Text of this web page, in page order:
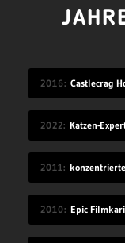
2016 Castlecrag
2022
2011
2010 Epic